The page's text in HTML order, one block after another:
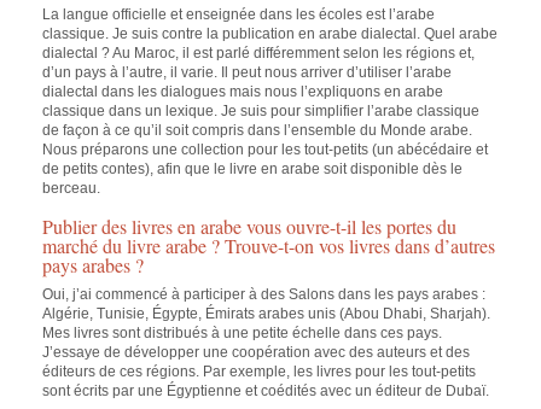
La langue officielle et enseignée dans les écoles est l’arabe
classique. Je suis contre la publication en arabe dialectal. Quel arabe
dialectal ? Au Maroc, il est parlé différemment selon les régions et,
d’un pays à l’autre, il varie. Il peut nous arriver d’utiliser l’arabe
dialectal dans les dialogues mais nous l’expliquons en arabe
classique dans un lexique. Je suis pour simplifier l’arabe classique
de façon à ce qu’il soit compris dans l’ensemble du Monde arabe.
Nous préparons une collection pour les tout-petits (un abécédaire et
de petits contes), afin que le livre en arabe soit disponible dès le
berceau.
Publier des livres en arabe vous ouvre-t-il les portes du
marché du livre arabe ? Trouve-t-on vos livres dans d’autres
pays arabes ?
Oui, j’ai commencé à participer à des Salons dans les pays arabes :
Algérie, Tunisie, Égypte, Émirats arabes unis (Abou Dhabi, Sharjah).
Mes livres sont distribués à une petite échelle dans ces pays.
J’essaye de développer une coopération avec des auteurs et des
éditeurs de ces régions. Par exemple, les livres pour les tout-petits
sont écrits par une Égyptienne et coédités avec un éditeur de Dubaï.